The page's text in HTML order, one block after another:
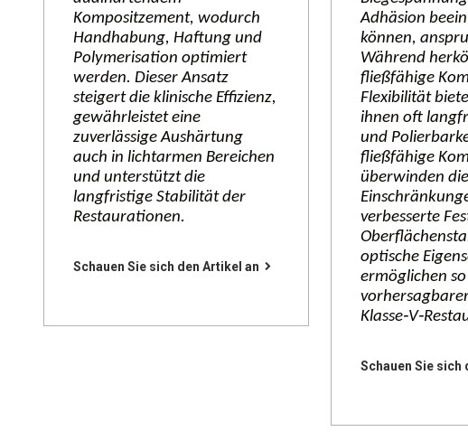
Kompositzement, wodurch
Handhabung, Haftung und
Polymerisation optimiert
werden. Dieser Ansatz
steigert die klinische Effizienz,
gewährleistet eine
zuverlässige Aushärtung
auch in lichtarmen Bereichen
und unterstützt die
langfristige Stabilität der
Restaurationen.
Schauen Sie sich den Artikel an
Adhäsion
können,
Während
fließfähige
Flexibilität
ihnen oft
und
fließfähige
überwinden
verbesserte
optische
ermöglichen so
Schauen Sie sich